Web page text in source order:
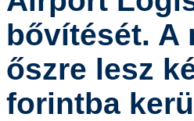
bővítését. A
őszre lesz
forintba